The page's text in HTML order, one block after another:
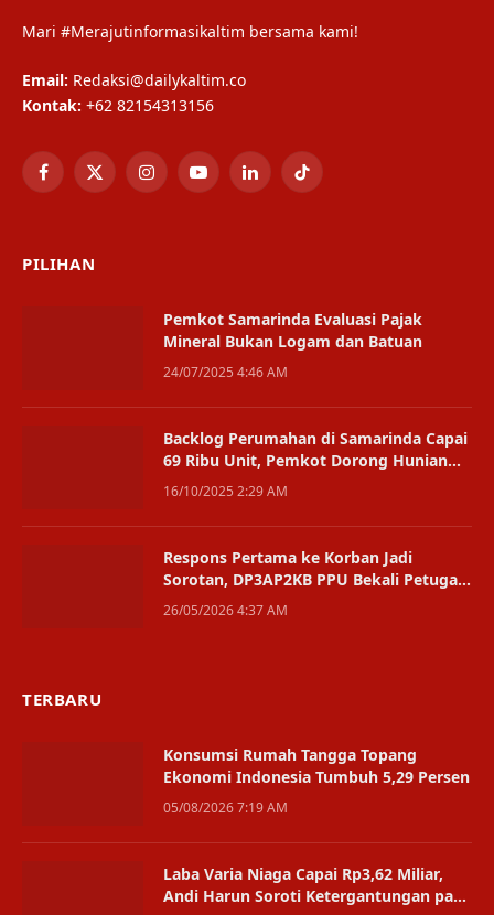
Mari #Merajutinformasikaltim bersama kami!
Email: Redaksi@dailykaltim.co
Kontak: +62 82154313156
Facebook
X
InstagramYouTubeLinkedInTikTok
PILIHAN
Pemkot Samarinda Evaluasi Pajak
Mineral Bukan Logam dan Batuan
24/07/2025 4:46 AM
Backlog Perumahan di Samarinda Capai
69 Ribu Unit, Pemkot Dorong Hunian
Vertikal
16/10/2025 2:29 AM
Respons Pertama ke Korban Jadi
Sorotan, DP3AP2KB PPU Bekali Petugas
Lewat Pelatihan PFA
26/05/2026 4:37 AM
TERBARU
Konsumsi Rumah Tangga Topang
Ekonomi Indonesia Tumbuh 5,29 Persen
05/08/2026 7:19 AM
Laba Varia Niaga Capai Rp3,62 Miliar,
Andi Harun Soroti Ketergantungan pada